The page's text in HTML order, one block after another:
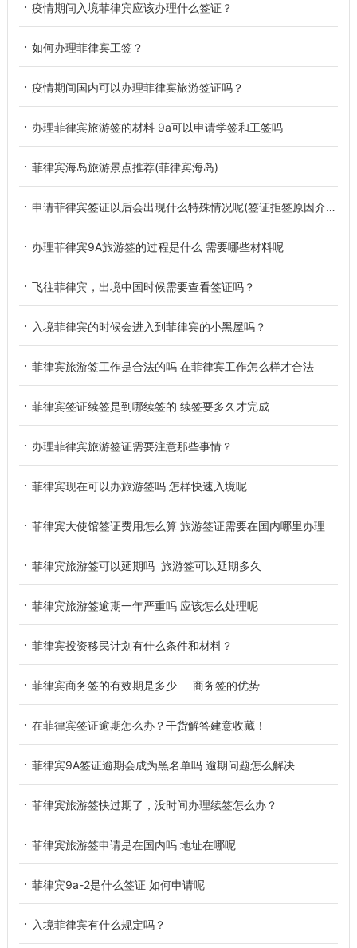
疫情期间入境菲律宾应该办理什么签证？
如何办理菲律宾工签？
疫情期间国内可以办理菲律宾旅游签证吗？
办理菲律宾旅游签的材料 9a可以申请学签和工签吗
菲律宾海岛旅游景点推荐(菲律宾海岛)
申请菲律宾签证以后会出现什么特殊情况呢(签证拒签原因介绍)
办理菲律宾9A旅游签的过程是什么 需要哪些材料呢
飞往菲律宾，出境中国时候需要查看签证吗？
入境菲律宾的时候会进入到菲律宾的小黑屋吗？
菲律宾旅游签工作是合法的吗 在菲律宾工作怎么样才合法
菲律宾签证续签是到哪续签的 续签要多久才完成
办理菲律宾旅游签证需要注意那些事情？
菲律宾现在可以办旅游签吗 怎样快速入境呢
菲律宾大使馆签证费用怎么算 旅游签证需要在国内哪里办理
菲律宾旅游签可以延期吗 旅游签可以延期多久
菲律宾旅游签逾期一年严重吗 应该怎么处理呢
菲律宾投资移民计划有什么条件和材料？
菲律宾商务签的有效期是多少 商务签的优势
在菲律宾签证逾期怎么办？干货解答建意收藏！
菲律宾9A签证逾期会成为黑名单吗 逾期问题怎么解决
菲律宾旅游签快过期了，没时间办理续签怎么办？
菲律宾旅游签申请是在国内吗 地址在哪呢
菲律宾9a-2是什么签证 如何申请呢
入境菲律宾有什么规定吗？